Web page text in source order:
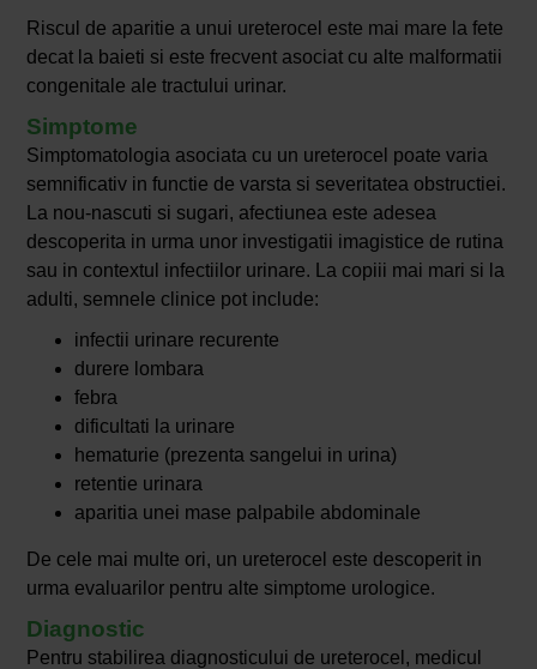
Riscul de aparitie a unui ureterocel este mai mare la fete
decat la baieti si este frecvent asociat cu alte malformatii
congenitale ale tractului urinar.
Simptome
Simptomatologia asociata cu un ureterocel poate varia
semnificativ in functie de varsta si severitatea obstructiei.
La nou-nascuti si sugari, afectiunea este adesea
descoperita in urma unor investigatii imagistice de rutina
sau in contextul infectiilor urinare. La copiii mai mari si la
adulti, semnele clinice pot include:
infectii urinare recurente
durere lombara
febra
dificultati la urinare
hematurie (prezenta sangelui in urina)
retentie urinara
aparitia unei mase palpabile abdominale
De cele mai multe ori, un ureterocel este descoperit in
urma evaluarilor pentru alte simptome urologice.
Diagnostic
Pentru stabilirea diagnosticului de ureterocel, medicul